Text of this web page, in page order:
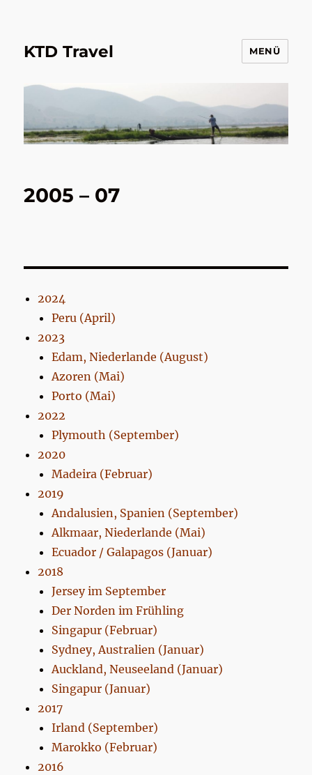
KTD Travel MENÜ
2005 – 07
2024
Peru (April)
2023
Edam, Niederlande (August)
Azoren (Mai)
Porto (Mai)
2022
Plymouth (September)
2020
Madeira (Februar)
2019
Andalusien, Spanien (September)
Alkmaar, Niederlande (Mai)
Ecuador / Galapagos (Januar)
2018
Jersey im September
Der Norden im Frühling
Singapur (Februar)
Sydney, Australien (Januar)
Auckland, Neuseeland (Januar)
Singapur (Januar)
2017
Irland (September)
Marokko (Februar)
2016